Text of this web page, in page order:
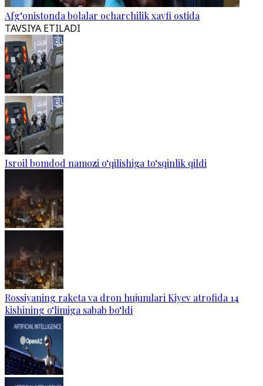
Afg‘onistonda bolalar ocharchilik xavfi ostida
TAVSIYA ETILADI
Isroil bomdod namozi o‘qilishiga to‘sqinlik qildi
Rossiyaning raketa va dron hujumlari Kiyev atrofida 14
kishining o‘limiga sabab bo‘ldi